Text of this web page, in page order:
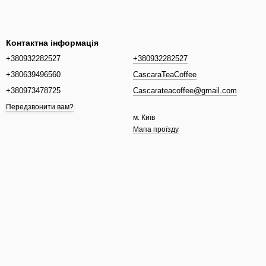
Контактна інформація
+380932282527
+380639496560
+380973478725
Передзвонити вам?
+380932282527
CascaraTeaCoffee
Cascarateacoffee@gmail.com
м. Київ
Мапа проїзду